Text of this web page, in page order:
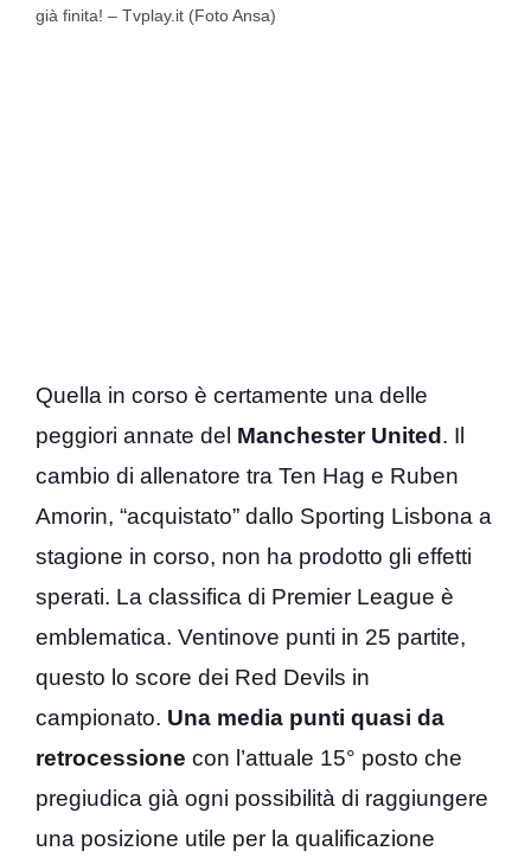
già finita! – Tvplay.it (Foto Ansa)
Quella in corso è certamente una delle
peggiori annate del Manchester United. Il
cambio di allenatore tra Ten Hag e Ruben
Amorin, “acquistato” dallo Sporting Lisbona a
stagione in corso, non ha prodotto gli effetti
sperati. La classifica di Premier League è
emblematica. Ventinove punti in 25 partite,
questo lo score dei Red Devils in
campionato. Una media punti quasi da
retrocessione con l’attuale 15° posto che
pregiudica già ogni possibilità di raggiungere
una posizione utile per la qualificazione